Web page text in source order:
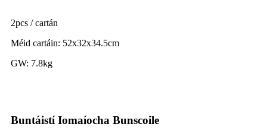
2pcs / cartán
Méid cartáin: 52x32x34.5cm
GW: 7.8kg
Buntáistí Iomaíocha Bunscoile